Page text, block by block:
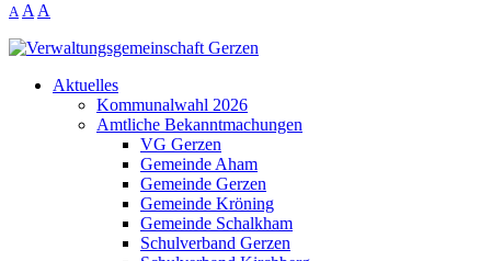
A A A
Aktuelles
Kommunalwahl 2026
Amtliche Bekanntmachungen
VG Gerzen
Gemeinde Aham
Gemeinde Gerzen
Gemeinde Kröning
Gemeinde Schalkham
Schulverband Gerzen